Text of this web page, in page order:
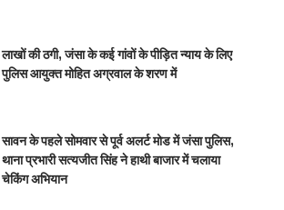
लाखों की ठगी, जंसा के कई गांवों के पीड़ित न्याय के लिए
पुलिस आयुक्त मोहित अग्रवाल के शरण में
सावन के पहले सोमवार से पूर्व अलर्ट मोड में जंसा पुलिस,
थाना प्रभारी सत्यजीत सिंह ने हाथी बाजार में चलाया
चेकिंग अभियान